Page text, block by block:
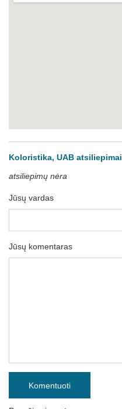
Koloristika, UAB atsiliepimai
atsiliepimų nėra
Jūsų vardas
Jūsų komentaras
Komentuoti